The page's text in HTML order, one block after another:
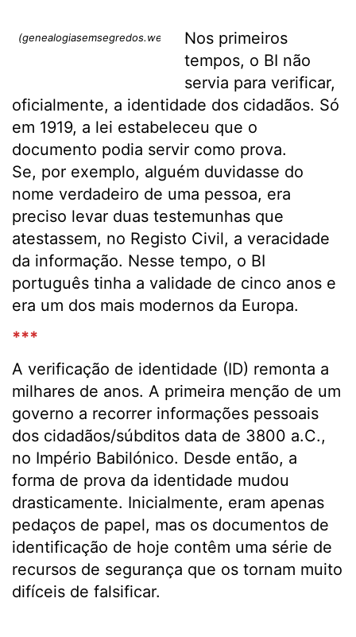
(genealogiasemsegredos.weebly.com)Nos primeiros
tempos, o BI não
servia para verificar,
oficialmente, a identidade dos cidadãos. Só
em 1919, a lei estabeleceu que o
documento podia servir como prova.
Se, por exemplo, alguém duvidasse do
nome verdadeiro de uma pessoa, era
preciso levar duas testemunhas que
atestassem, no Registo Civil, a veracidade
da informação. Nesse tempo, o BI
português tinha a validade de cinco anos e
era um dos mais modernos da Europa.
***
A verificação de identidade (ID) remonta a
milhares de anos. A primeira menção de um
governo a recorrer informações pessoais
dos cidadãos/súbditos data de 3800 a.C.,
no Império Babilónico. Desde então, a
forma de prova da identidade mudou
drasticamente. Inicialmente, eram apenas
pedaços de papel, mas os documentos de
identificação de hoje contêm uma série de
recursos de segurança que os tornam muito
difíceis de falsificar.